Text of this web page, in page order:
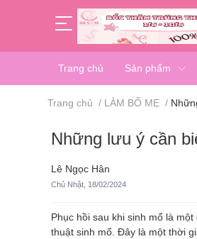
Trang chủ Sản phẩm
Trang chủ / LÀM BỐ MẸ /
Những lưu ý cần
Lê Ngọc Hân
Chủ Nhật, 18/02/2024
Phục hồi sau khi sinh mổ là
thuật sinh mổ. Đây là một thời